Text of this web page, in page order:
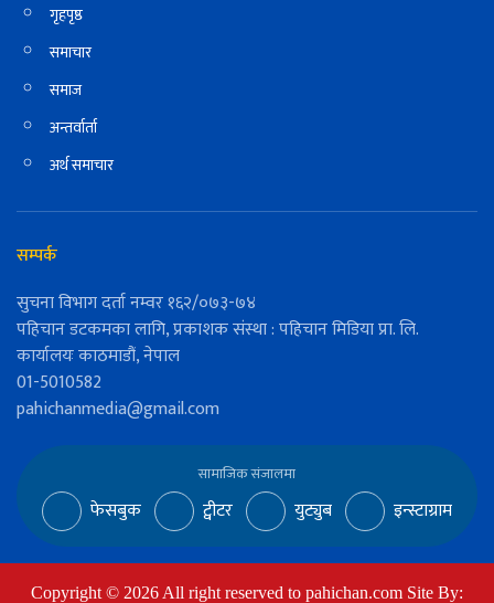
गृहपृष्ठ
समाचार
समाज
अन्तर्वार्ता
अर्थ समाचार
सम्पर्क
सुचना विभाग दर्ता नम्वर १६२/०७३-७४
पहिचान डटकमका लागि, प्रकाशक संस्था : पहिचान मिडिया प्रा. लि.
कार्यालयः काठमाडौं, नेपाल
01-5010582
pahichanmedia@gmail.com
सामाजिक संजालमा
फेसबुक ट्वीटर युट्युब इन्स्टाग्राम
Copyright © 2026 All right reserved to pahichan.com Site By: